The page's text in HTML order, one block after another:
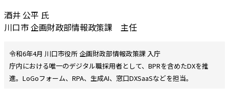
酒井 公平 氏
川口市 企画財政部情報政策課 主任
令和6年4月 川口市役所 企画財政部情報政策課 入庁
庁内における唯一のデジタル職採用者として、BPRを含めたDXを推
進。LoGoフォーム、RPA、生成AI、窓口DXSaaSなどを担当。